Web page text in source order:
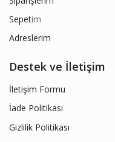
Sepetim
Adreslerim
Destek ve İletişim
İletişim Formu
İade Politikası
Gizlilik Politikası